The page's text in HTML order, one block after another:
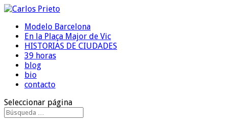
Modelo Barcelona
En la Plaça Major de Vic
HISTORIAS DE CIUDADES
39 horas
blog
bio
contacto
Seleccionar página